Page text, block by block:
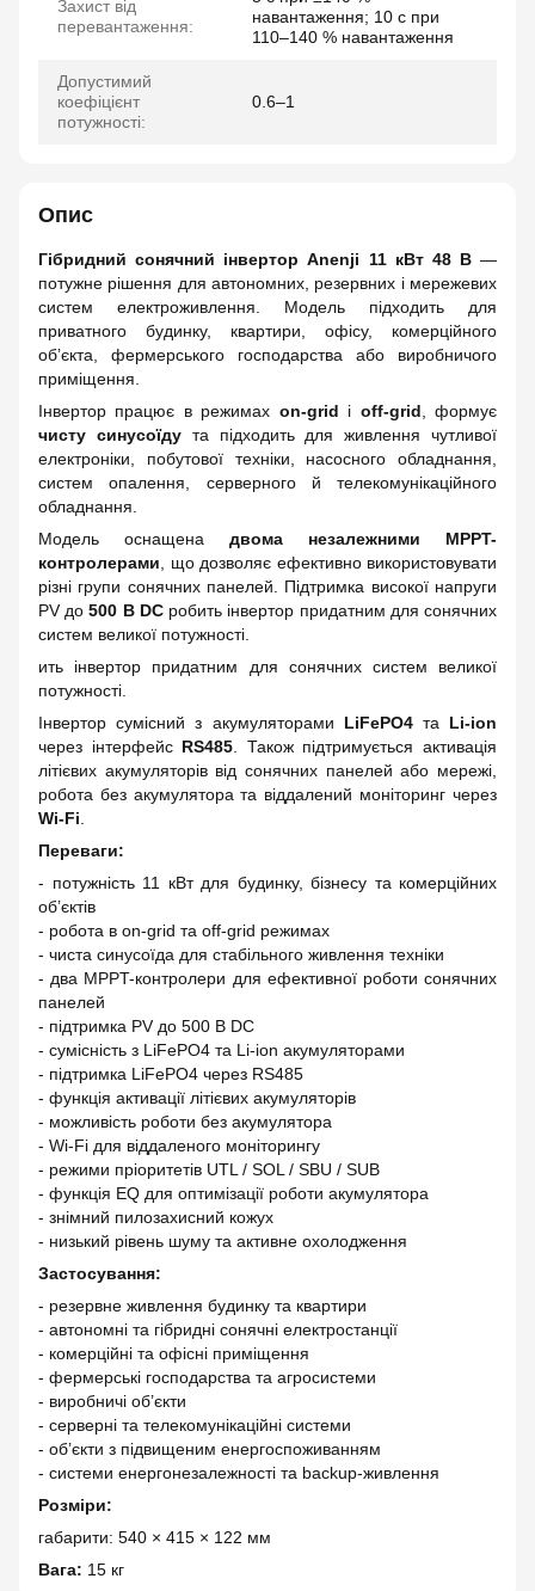
Захист від
перевантаження:
навантаження; 10 с при
110–140 % навантаження
Допустимий
коефіцієнт
потужності:
0.6–1
Опис
Гібридний сонячний інвертор Anenji 11 кВт 48 В—
потужне рішення для автономних, резервних і мережевих
систем електроживлення. Модель підходить для
приватного будинку, квартири, офісу, комерційного
об’єкта, фермерського господарства або виробничого
приміщення.
Інвертор працює в режимах on-grid і off-grid , формує
чисту синусоїдута підходить для живлення чутливої
електроніки, побутової техніки, насосного обладнання,
систем опалення, серверного й телекомунікаційного
обладнання.
Модель оснащена двома незалежними MPPT-
контролерами , що дозволяє ефективно використовувати
різні групи сонячних панелей. Підтримка високої напруги
PV до500 В DCробить інвертор придатним для сонячних
систем великої потужності.
ить інвертор придатним для сонячних систем великої
потужності.
Інвертор сумісний з акумуляторами LiFePO4та Li-ion
через інтерфейс RS485 . Також підтримується активація
літієвих акумуляторів від сонячних панелей або мережі,
робота без акумулятора та віддалений моніторинг через
Wi-Fi
Переваги:
- потужність 11 кВт для будинку, бізнесу та комерційних
об’єктів
- робота в on-grid та off-grid режимах
- чиста синусоїда для стабільного живлення техніки
- два MPPT-контролери для ефективної роботи сонячних
панелей
- підтримка PV до 500 В DC
- сумісність з LiFePO4 та Li-ion акумуляторами
- підтримка LiFePO4 через RS485
- функція активації літієвих акумуляторів
- можливість роботи без акумулятора
- Wi-Fi для віддаленого моніторингу
- режими пріоритетів UTL / SOL / SBU / SUB
- функція EQ для оптимізації роботи акумулятора
- знімний пилозахисний кожух
- низький рівень шуму та активне охолодження
Застосування:
- резервне живлення будинку та квартири
- автономні та гібридні сонячні електростанції
- комерційні та офісні приміщення
- фермерські господарства та агросистеми
- виробничі об’єкти
- серверні та телекомунікаційні системи
- об’єкти з підвищеним енергоспоживанням
- системи енергонезалежності та backup-живлення
Розміри:
габарити: 540 × 415 × 122 мм
Вага: 15 кг